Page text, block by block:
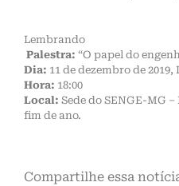
Lembrando
Palestra: “O papel do
Dia: 11 de dezembro de
Hora: 18:00
Local: Sede do SENGE-MG
fim de ano.
Compartilhe essa